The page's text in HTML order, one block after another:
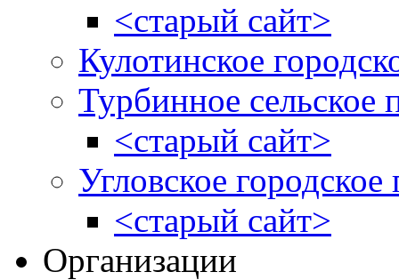
<старый сайт>
Кулотинское
Турбинное сельское
<старый сайт>
Угловское городское
<старый сайт>
Организации